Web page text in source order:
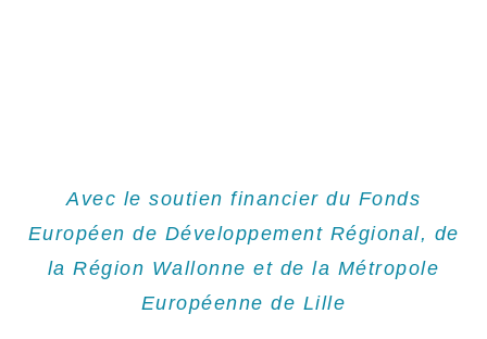
Avec le soutien financier du Fonds
Européen de Développement Régional, de
la Région Wallonne et de la Métropole
Européenne de Lille